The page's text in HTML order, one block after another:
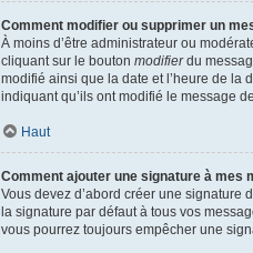
Comment modifier ou supprimer un
À moins d’être administrateur ou
cliquant sur le bouton modifierdu
modifié ainsi que la date et l’heure de la
indiquant qu’ils ont modifié le message
Haut
Comment ajouter une signature à mes
Vous devez d’abord créer une signature
la signature par défaut à tous vos
vous pourrez toujours empêcher une